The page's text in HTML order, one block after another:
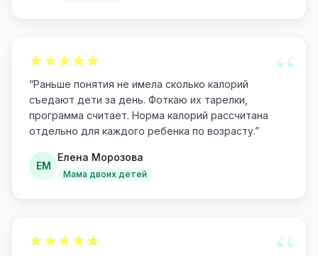
“
“Раньше понятия не имела сколько калорий
съедают дети за день. Фоткаю их тарелки,
программа считает. Норма калорий рассчитана
отдельно для каждого ребенка по возрасту.”
ЕМ
Елена Морозова
Мама двоих детей